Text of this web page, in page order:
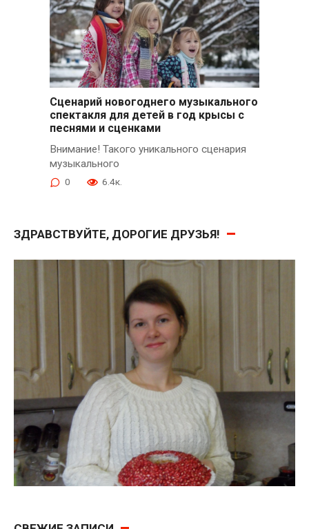
Сценарий новогоднего музыкального
спектакля для детей в год крысы с
песнями и сценками
Внимание! Такого уникального сценария
музыкального
0 6.4к.
ЗДРАВСТВУЙТЕ, ДОРОГИЕ ДРУЗЬЯ!